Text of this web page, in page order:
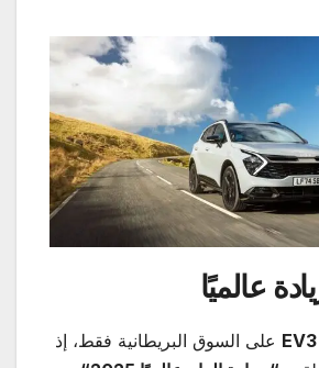
عالميًا
على السوق البريطانية فقط، إذ